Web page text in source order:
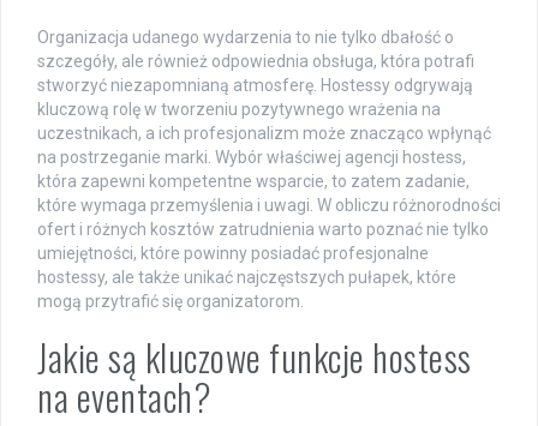
Organizacja udanego wydarzenia to nie tylko dbałość o
szczegóły, ale również odpowiednia obsługa, która potrafi
stworzyć niezapomnianą atmosferę. Hostessy odgrywają
kluczową rolę w tworzeniu pozytywnego wrażenia na
uczestnikach, a ich profesjonalizm może znacząco wpłynąć
na postrzeganie marki. Wybór właściwej agencji hostess,
która zapewni kompetentne wsparcie, to zatem zadanie,
które wymaga przemyślenia i uwagi. W obliczu różnorodności
ofert i różnych kosztów zatrudnienia warto poznać nie tylko
umiejętności, które powinny posiadać profesjonalne
hostessy, ale także unikać najczęstszych pułapek, które
mogą przytrafić się organizatorom.
Jakie są kluczowe funkcje hostess
na eventach?